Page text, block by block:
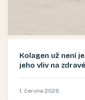
Kolagen už není
jeho vliv na
1. června 2026